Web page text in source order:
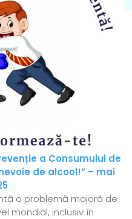
a Consumului de
de alcool!” – mai
o problemă majoră de
mondial, inclusiv în